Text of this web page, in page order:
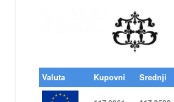
Valuta Kupovni Srednji